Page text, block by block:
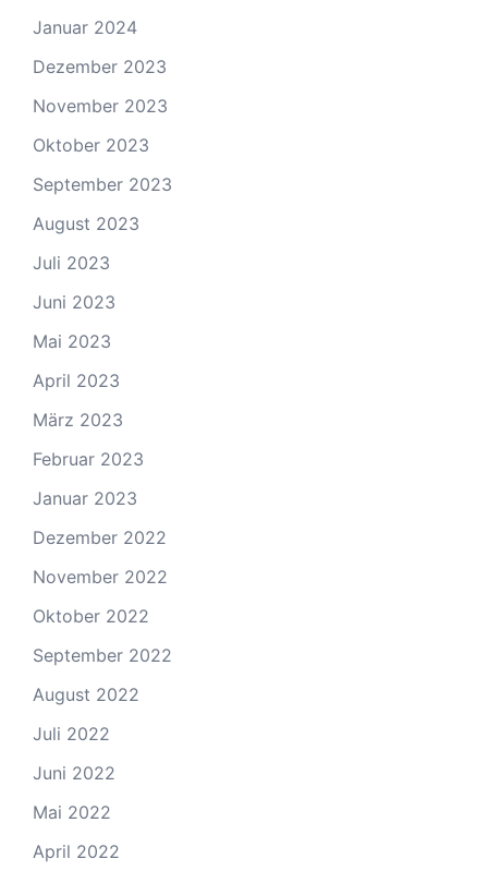
Januar 2024
Dezember 2023
November 2023
Oktober 2023
September 2023
August 2023
Juli 2023
Juni 2023
Mai 2023
April 2023
März 2023
Februar 2023
Januar 2023
Dezember 2022
November 2022
Oktober 2022
September 2022
August 2022
Juli 2022
Juni 2022
Mai 2022
April 2022